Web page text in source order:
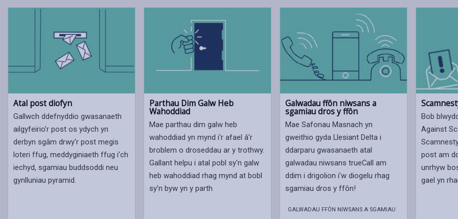
Atal post diofyn
Gallwch ddefnyddio gwasanaeth
ailgyfeirio'r post os ydych yn
derbyn sgâm drwy'r post megis
loteri ffug, meddyginiaeth ffug i'ch
iechyd, sgamiau buddsoddi neu
gynlluniau pyramid.
Parthau Dim Galw Heb
Wahoddiad
Mae parthau dim galw heb
wahoddiad yn mynd i'r afael â'r
broblem o droseddau ar y trothwy.
Gallant helpu i atal pobl sy'n galw
heb wahoddiad rhag mynd at bobl
sy'n byw yn y parth
Galwadau ffôn niwsans a
sgamiau dros y ffôn
Mae Safonau Masnach yn
gweithio gyda Llesiant Delta i
ddarparu gwasanaeth atal
galwadau niwsans trueCall am
ddim i drigolion i'w diogelu rhag
sgamiau dros y ffôn!
GALWADAU FFÔN NIWSANS A SGAMIAU
Bob
Against
post am
unrhyw
gael yn